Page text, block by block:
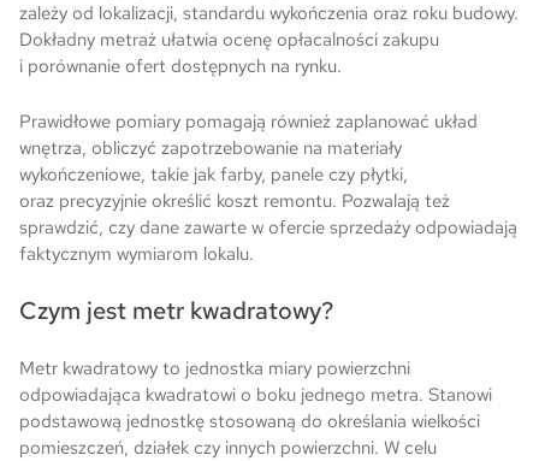
zależy od lokalizacji, standardu wykończenia oraz roku budowy.
Dokładny metraż ułatwia ocenę opłacalności zakupu
i porównanie ofert dostępnych na rynku.
Prawidłowe pomiary pomagają również zaplanować układ
wnętrza, obliczyć zapotrzebowanie na materiały
wykończeniowe, takie jak farby, panele czy płytki,
oraz precyzyjnie określić koszt remontu. Pozwalają też
sprawdzić, czy dane zawarte w ofercie sprzedaży odpowiadają
faktycznym wymiarom lokalu.
Czym jest metr kwadratowy?
Metr kwadratowy to jednostka miary powierzchni
odpowiadająca kwadratowi o boku jednego metra. Stanowi
podstawową jednostkę stosowaną do określania wielkości
pomieszczeń, działek czy innych powierzchni. W celu